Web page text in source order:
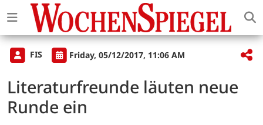
FIS Friday, 05/12/2017, 11:06 AM
Literaturfreunde läuten neue
Runde ein